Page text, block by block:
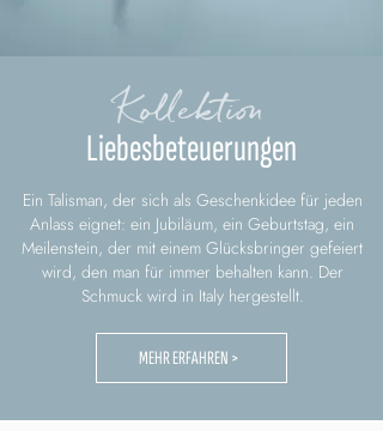
Kollektion
Liebesbeteuerungen
Ein Talisman, der sich als Geschenkidee für jeden
Anlass eignet: ein Jubiläum, ein Geburtstag, ein
Meilenstein, der mit einem Glücksbringer gefeiert
wird, den man für immer behalten kann. Der
Schmuck wird in Italy hergestellt.
MEHR ERFAHREN >